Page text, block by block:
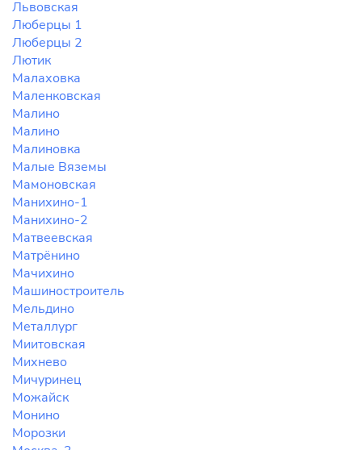
Львовская
Люберцы 1
Люберцы 2
Лютик
Малаховка
Маленковская
Малино
Малино
Малиновка
Малые Вяземы
Мамоновская
Манихино-1
Манихино-2
Матвеевская
Матрёнино
Мачихино
Машиностроитель
Мельдино
Металлург
Миитовская
Михнево
Мичуринец
Можайск
Монино
Морозки